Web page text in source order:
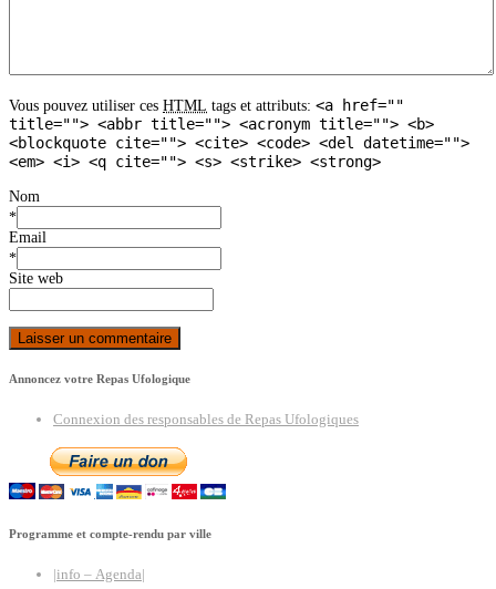
Vous pouvez utiliser ces HTML tags et attributs: <a href=""
title=""> <abbr title=""> <acronym title=""> <b>
<blockquote cite=""> <cite> <code> <del datetime="">
<em> <i> <q cite=""> <s> <strike> <strong>
Nom
*
Email
*
Site web
Annoncez votre Repas Ufologique
Connexion des responsables de Repas Ufologiques
Programme et compte-rendu par ville
|info – Agenda|